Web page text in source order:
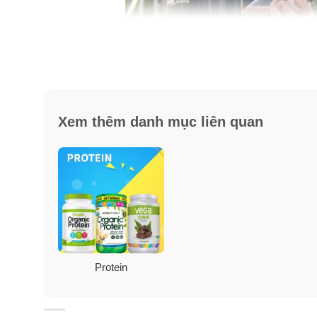
Bạn có thể dùng sữa bột Protein Gold Standard
Xem thêm danh mục liên quan
Protein